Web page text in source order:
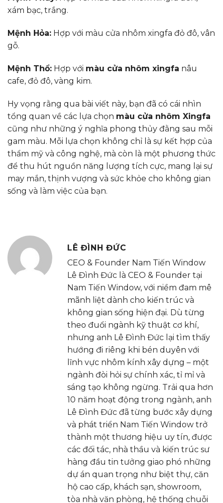
xám bạc, trắng.
Mệnh Hỏa: Hợp với màu cửa nhôm xingfa đỏ đô, vân
gỗ.
Mệnh Thổ: Hợp với màu cửa nhôm xingfa nâu
cafe, đỏ đô, vàng kim.
Hy vọng rằng qua bài viết này, bạn đã có cái nhìn
tổng quan về các lựa chọn màu cửa nhôm Xingfa
cũng như những ý nghĩa phong thủy đằng sau mỗi
gam màu. Mỗi lựa chọn không chỉ là sự kết hợp của
thẩm mỹ và công nghệ, mà còn là một phương thức
để thu hút nguồn năng lượng tích cực, mang lại sự
may mắn, thịnh vượng và sức khỏe cho không gian
sống và làm việc của bạn.
LÊ ĐÌNH ĐỨC
CEO & Founder Nam Tiến Window
Lê Đình Đức là CEO & Founder tại
Nam Tiến Window, với niềm đam mê
mãnh liệt dành cho kiến trúc và
không gian sống hiện đại. Dù từng
theo đuổi ngành kỹ thuật cơ khí,
nhưng anh Lê Đình Đức lại tìm thấy
hướng đi riêng khi bén duyên với
lĩnh vực nhôm kính xây dựng – một
ngành đòi hỏi sự chính xác, tỉ mỉ và
sáng tạo không ngừng. Trải qua hơn
10 năm hoạt động trong ngành, anh
Lê Đình Đức đã từng bước xây dựng
và phát triển Nam Tiến Window trở
thành một thương hiệu uy tín, được
các đối tác, nhà thầu và kiến trúc sư
hàng đầu tin tưởng giao phó những
dự án quan trọng như biệt thự, căn
hộ cao cấp, khách sạn, showroom,
tòa nhà văn phòng, hệ thống chuỗi